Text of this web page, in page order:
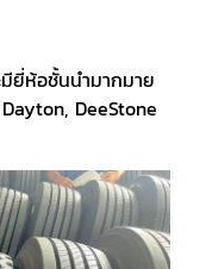
ยี่ห้อชั้นนำมากมาย
DeeStone